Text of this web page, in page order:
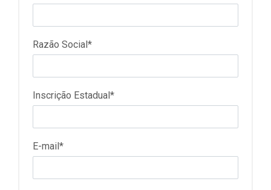
Razão Social*
Inscrição Estadual*
E-mail*